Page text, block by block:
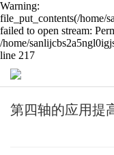
Warning:
file_put_contents(/home/
failed to open stream:
/home/
line 217
第四轴的应用提